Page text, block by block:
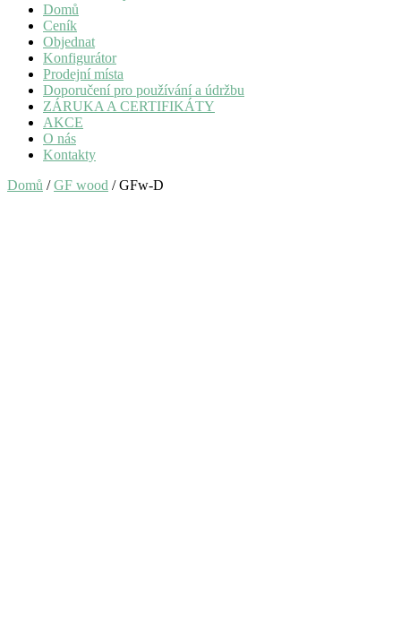
Domů
Ceník
Objednat
Konfigurátor
Prodejní místa
Doporučení pro používání a údržbu
ZÁRUKA A CERTIFIKÁTY
AKCE
O nás
Kontakty
Domů /GF wood / GFw-D